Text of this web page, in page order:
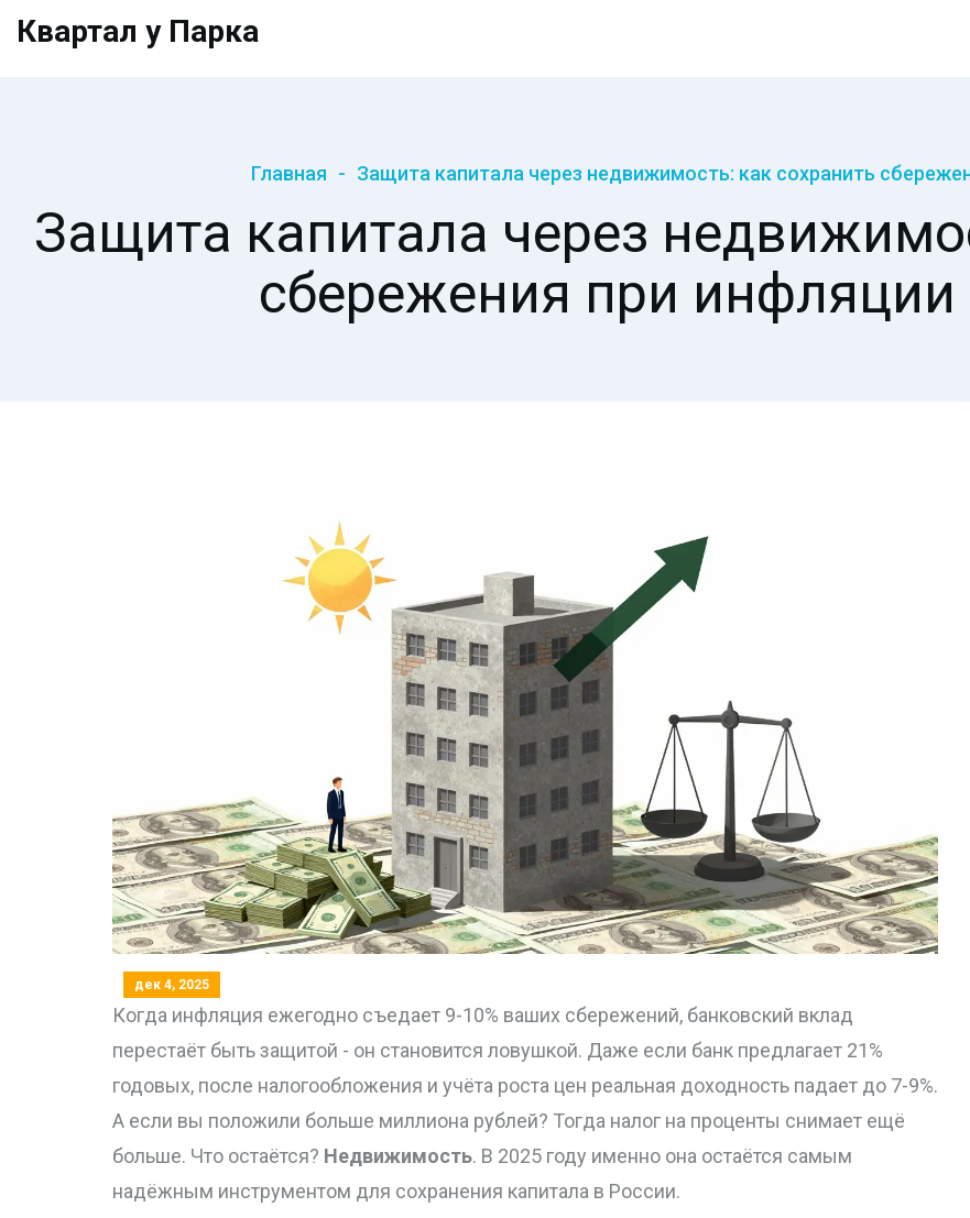
Квартал у Парка
Главная Защита капитала через недвижимость: как сохранить
Защита капитала через
сбережения при инфляции
дек 4, 2025
Когда инфляция ежегодно съедает 9-10% ваших сбережений, банковский вклад
перестаёт быть защитой - он становится ловушкой. Даже если банк предлагает 21%
годовых, после налогообложения и учёта роста цен реальная доходность падает до 7-9%.
А если вы положили больше миллиона рублей? Тогда налог на проценты снимает ещё
больше. Что остаётся? Недвижимость. В 2025 году именно она остаётся самым
надёжным инструментом для сохранения капитала в России.